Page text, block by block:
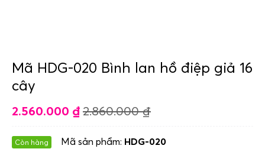
Mã HDG-020 Bình lan hồ điệp giả 16
cây
2.560.000 ₫ 2.860.000₫
Còn hàng Mã sản phẩm: HDG-020